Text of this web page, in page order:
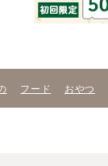
フード おやつ